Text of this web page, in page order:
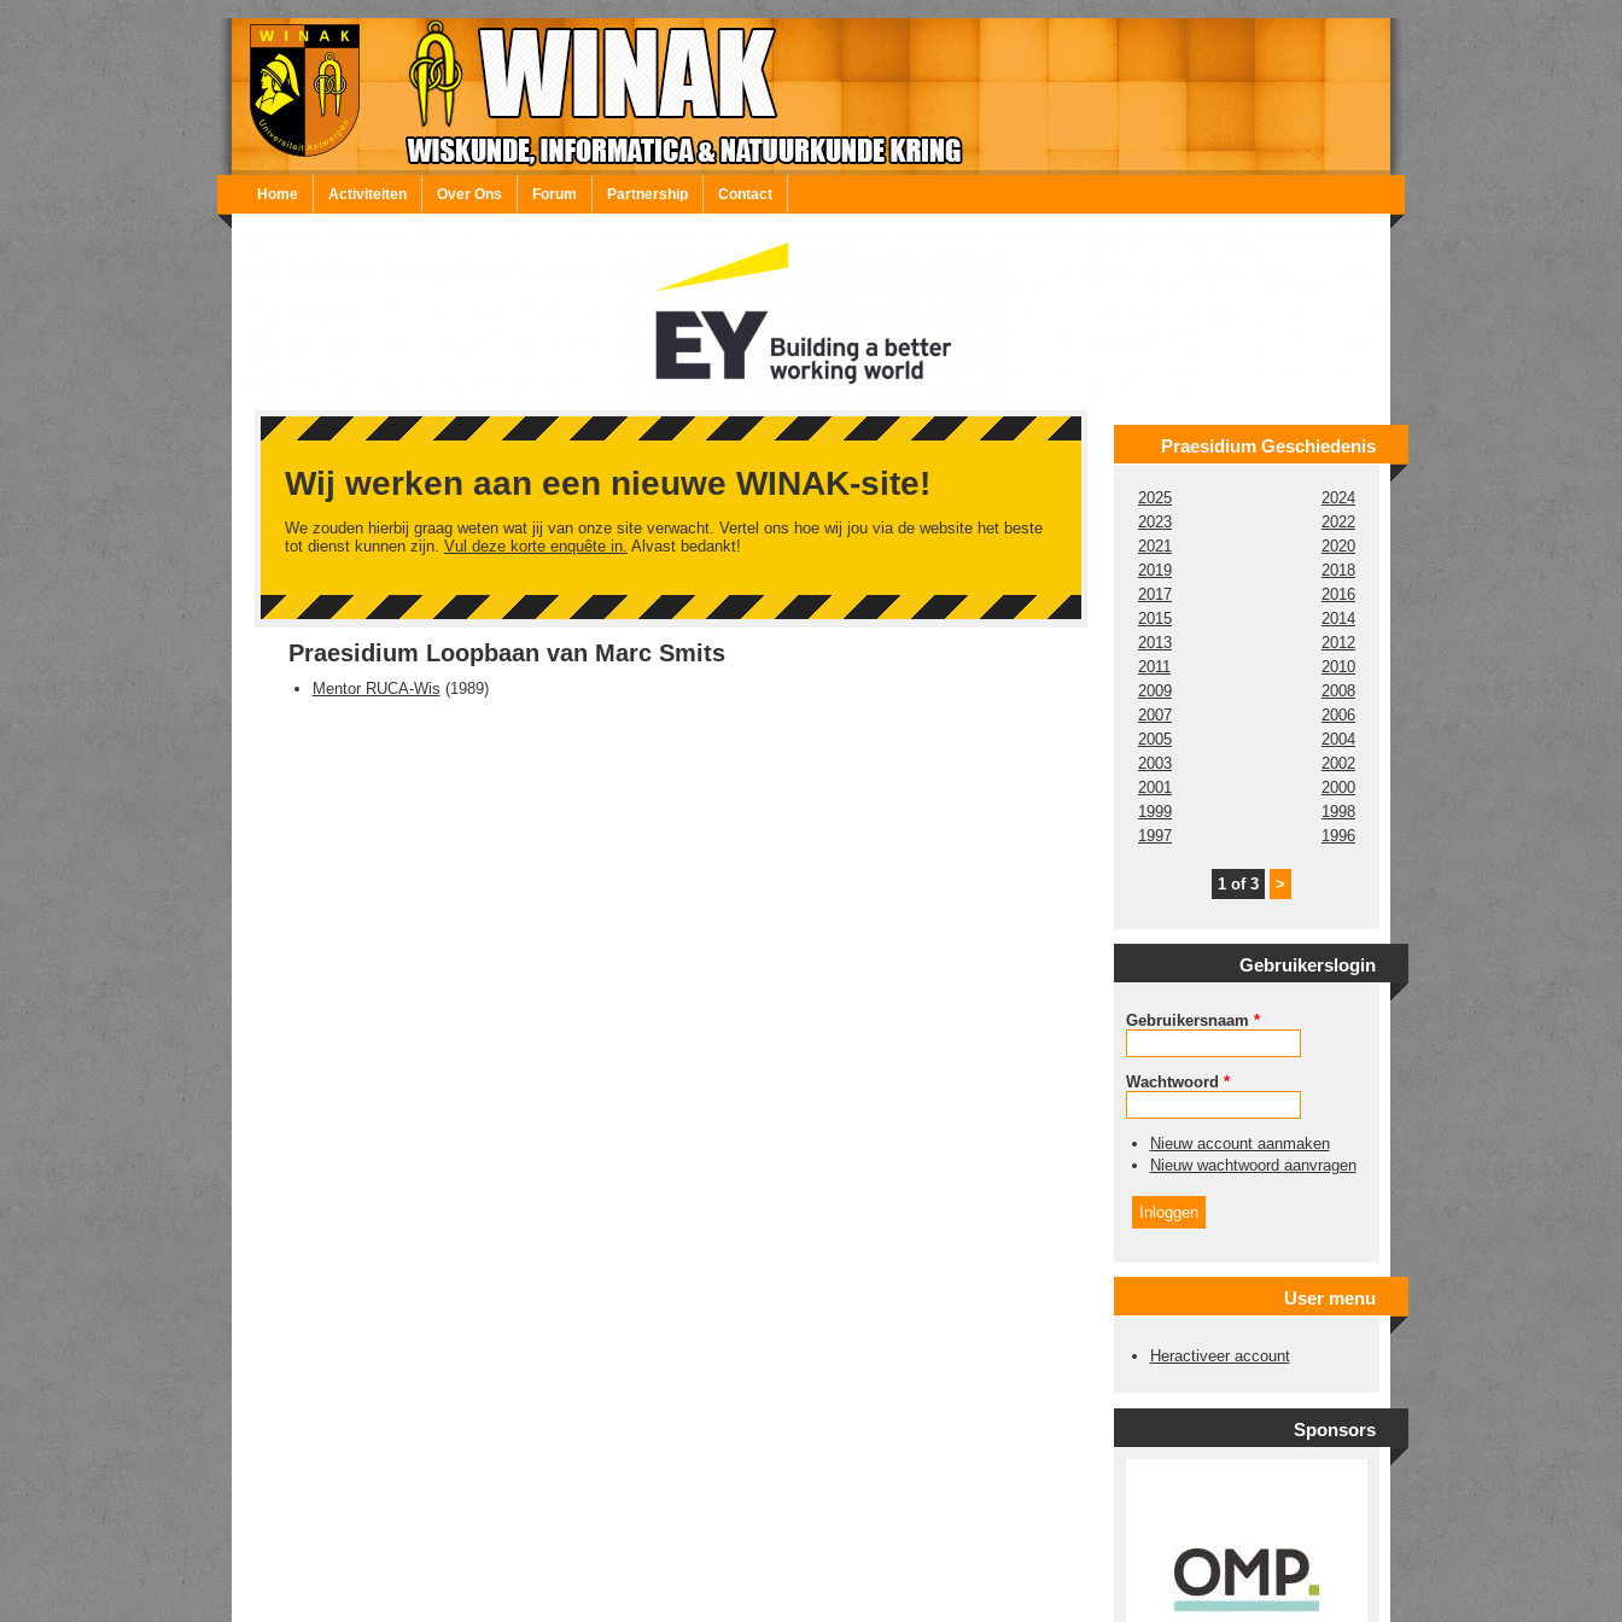
Overslaan en naar de inhoud gaan
Home Activiteiten Over Ons Forum Partnership Contact
Wij werken aan een nieuwe WINAK-site!
We zouden hierbij graag weten wat jij van onze site verwacht. Vertel ons hoe wij jou via de website het beste
tot dienst kunnen zijn. Vul deze korte enquête in. Alvast bedankt!
Praesidium Loopbaan van Marc Smits
Mentor RUCA-Wis (1989)
Praesidium Geschiedenis
2025
2024
2023
2022
2021
2020
2019
2018
2017
2016
2015
2014
2013
2012
2011
2010
2009
2008
2007
2006
2005
2004
2003
2002
2001
2000
1999
1998
1997
1996
1 of 3 >
Gebruikerslogin
Gebruikersnaam *
Wachtwoord *
Nieuw account aanmaken
Nieuw wachtwoord aanvragen
User menu
Heractiveer account
Sponsors